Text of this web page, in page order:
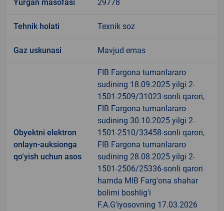
Yurgan masofasi 29778
Tehnik holati Texnik soz
Gaz uskunasi Mavjud emas
Obyektni elektron
onlayn-auksionga
qo‘yish uchun asos
FIB Fargona tumanlararo
sudining 18.09.2025 yilgi 2-
1501-2509/31023-sonli qarori,
FIB Fargona tumanlararo
sudining 30.10.2025 yilgi 2-
1501-2510/33458-sonli qarori,
FIB Fargona tumanlararo
sudining 28.08.2025 yilgi 2-
1501-2506/25336-sonli qarori
hamda MIB Farg'ona shahar
bolimi boshlig'i
F.A.G'iyosovning 17.03.2026